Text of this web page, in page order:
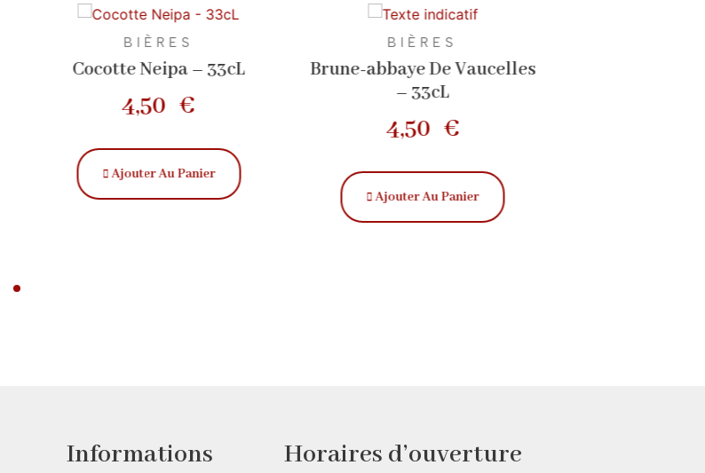
BIÈRES
Cocotte Neipa – 33cL
4,50€
Ajouter Au Panier
BIÈRES
Brune-abbaye De Vaucelles
– 33cL
4,50€
Ajouter Au Panier
Informations Horaires d’ouverture